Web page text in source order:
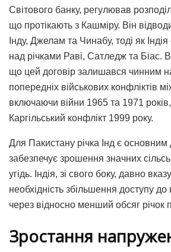
Світового банку, регулював
що протікають з Кашміру. Він
Інду, Джелам та Чинабу, тоді як
над річками Раві, Сатледж та Біас.
що цей договір залишався чинним
попередніх військових конфліктів
включаючи війни 1965 та 1971
Каргільський конфлікт 1999 року.
Для Пакистану річка Інд є
забезпечує зрошення значних
угідь. Індія, зі свого боку, давно
необхідність збільшення доступу до
через відносно менший обсяг річок
Зростання